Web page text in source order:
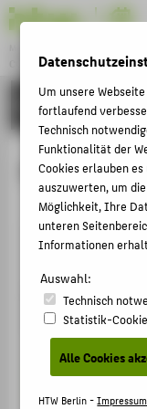
COMPUTER ENGINEERING
Menu
PERSONEN
Personen
Prof. Dr.Thomas
+49 30 5019-
Um unsere
fortlaufend
Technisch
Funktionalität der
Cookies erlauben
auszuwerten, um
Möglichkeit, Ihre
unteren
Informationen
Auswahl:
Technisch
Statistik-
Alle Cookies
HTW Berlin -Impressum